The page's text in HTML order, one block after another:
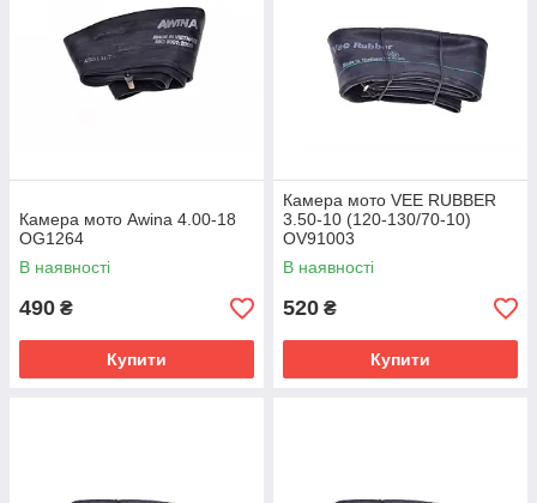
Камера мото Awina 4.00-18
OG1264
В наявності
490 ₴
Купити
Камера мото VEE RUBBER
3.50-10 (120-130/70-10)
OV91003
В наявності
520 ₴
Купити